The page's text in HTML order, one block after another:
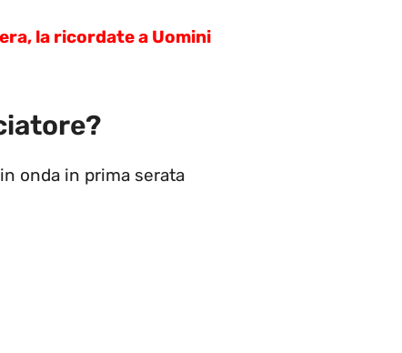
era, la ricordate a Uomini
onda in prima serata